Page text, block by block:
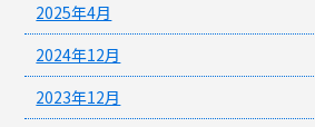
2025年4月
2024年12月
2023年12月